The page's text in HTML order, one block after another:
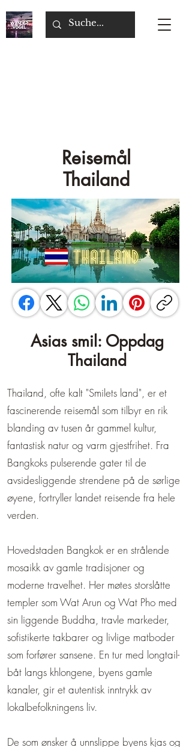
Reisemål
Thailand
Asias smil: Oppdag
Thailand
Thailand, ofte kalt "Smilets land", er et
fascinerende reisemål som tilbyr en rik
blanding av tusen år gammel kultur,
fantastisk natur og varm gjestfrihet. Fra
Bangkoks pulserende gater til de
avsidesliggende strendene på de sørlige
øyene, fortryller landet reisende fra hele
verden.
Hovedstaden Bangkok er en strålende
mosaikk av gamle tradisjoner og
moderne travelhet. Her møtes storslåtte
templer som Wat Arun og Wat Pho med
sin liggende Buddha, travle markeder,
sofistikerte takbarer og livlige matboder
som forfører sansene. En tur med longtail-
båt langs khlongene, byens gamle
kanaler, gir et autentisk inntrykk av
lokalbefolkningens liv.
De som ønsker å unnslippe byens kjas og